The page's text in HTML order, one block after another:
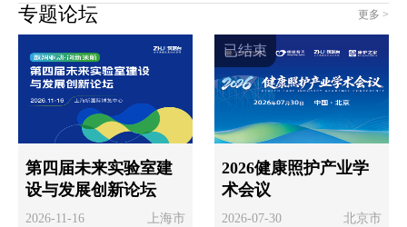
专题论坛 更多 >
第四届未来实验室建
设与发展创新论坛
2026-11-16 上海市
已结束
2026健康照护产业学
术会议
2026-07-30 北京市